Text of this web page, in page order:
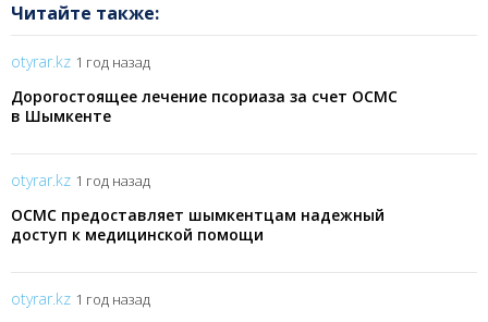
Читайте также:
otyrar.kz 1 год назад
Дорогостоящее лечение псориаза за счет ОСМС
в Шымкенте
otyrar.kz 1 год назад
ОСМС предоставляет шымкентцам надежный
доступ к медицинской помощи
otyrar.kz 1 год назад